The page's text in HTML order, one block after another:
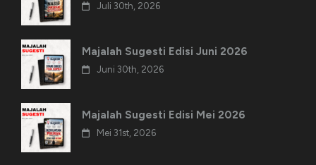
Juli 30th, 2026
Majalah Sugesti Edisi Juni 2026
Juni 30th, 2026
Majalah Sugesti Edisi Mei 2026
Mei 31st, 2026